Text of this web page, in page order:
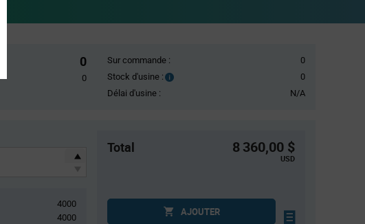
0
0
Sur commande :
0
Stock d'usine :
Stock
0
Délai d'usine :
N/A
4000
4000
Total 8 360,00 $
USD
AJOUTER